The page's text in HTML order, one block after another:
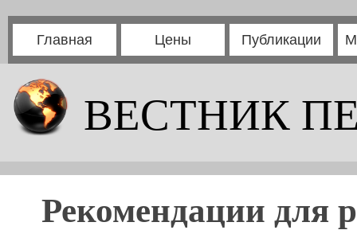
Главная Цены Публикации
ВЕСТНИК
Рекомендации для